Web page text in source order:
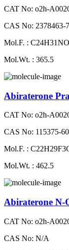
CAT No: o2h-
CAS No: 2378463-
Mol.F. :
Mol.Wt. : 365.5
Abiraterone
CAT No: o2h-
CAS No: 115375-
Mol.F. :
Mol.Wt. : 462.5
Abiraterone N-
CAT No: o2h-
CAS No: N/A